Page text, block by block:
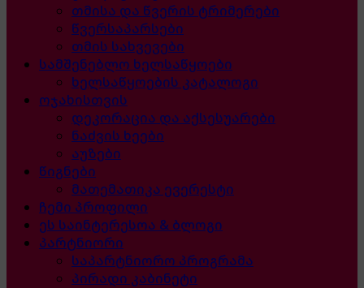
თმისა და წვერის ტრიმერები
წვერსაპარსები
თმის სახვევები
სამშენებლო ხელსაწყოები
ხელსაწყოების კატალოგი
ოჯახისთვის
დეკორაცია და აქსესუარები
ნაძვის ხეები
აუზები
წიგნები
მათემათიკა ევერესტი
ჩემი პროფილი
ეს საინტერესოა & ბლოგი
პარტნიორი
საპარტნიორო პროგრამა
პირადი კაბინეტი